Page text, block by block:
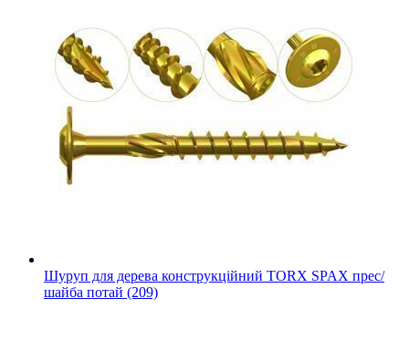
Шуруп для дерева конструкційний TORX SPAX прес/
шайба потай (209)